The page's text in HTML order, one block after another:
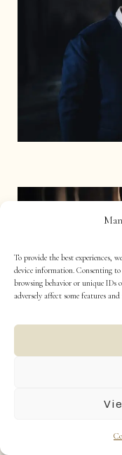
To provide the best experiences,
device information. Consenting
browsing behavior or unique IDs
adversely affect some features